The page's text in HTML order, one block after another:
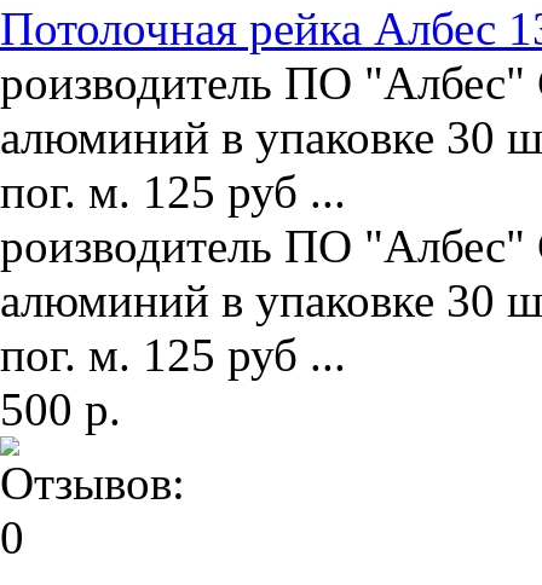
Потолочная рейка Албес
роизводитель ПО "Албес"
алюминий в упаковке 30
пог. м. 125 руб ...
роизводитель ПО "Албес"
алюминий в упаковке 30
пог. м. 125 руб ...
500 р.